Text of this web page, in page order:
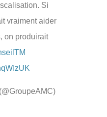
Si
vraiment aider
on produirait
(@GroupeAMC)